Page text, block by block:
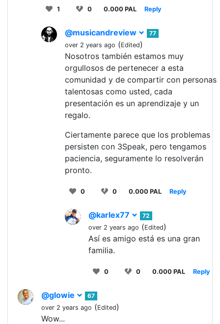
1 0 0.000 PAL Reply
@musicandreview
77
over 2 years ago (Edited)
Nosotros también estamos muy
orgullosos de pertenecer a esta
comunidad y de compartir con personas
talentosas como usted, cada
presentación es un aprendizaje y un
regalo.
Ciertamente parece que los problemas
persisten con 3Speak, pero tengamos
paciencia, seguramente lo resolverán
pronto.
0 0 0.000 PAL Reply
@karlex77
72
over 2 years ago (Edited)
Así es amigo está es una gran
familia.
0 0 0.000 PAL Reply
@glowie
67
over 2 years ago (Edited)
Wow...